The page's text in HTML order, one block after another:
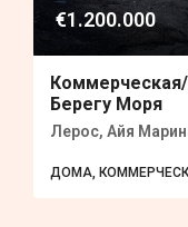
€1.200.000
Берегу Моря
Лерос, Айя
ДОМА,